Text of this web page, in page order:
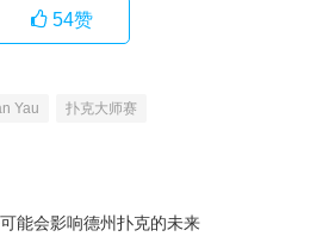
54赞
Yau 扑克大师赛
能会影响德州扑克的未来